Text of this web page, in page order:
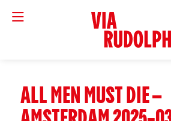
ALL MEN MUST DIE –